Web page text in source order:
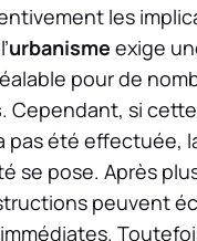
les
urbanisme exige
pour de
. Cependant, si cette
pas été effectuée,
se pose. Après
peuvent